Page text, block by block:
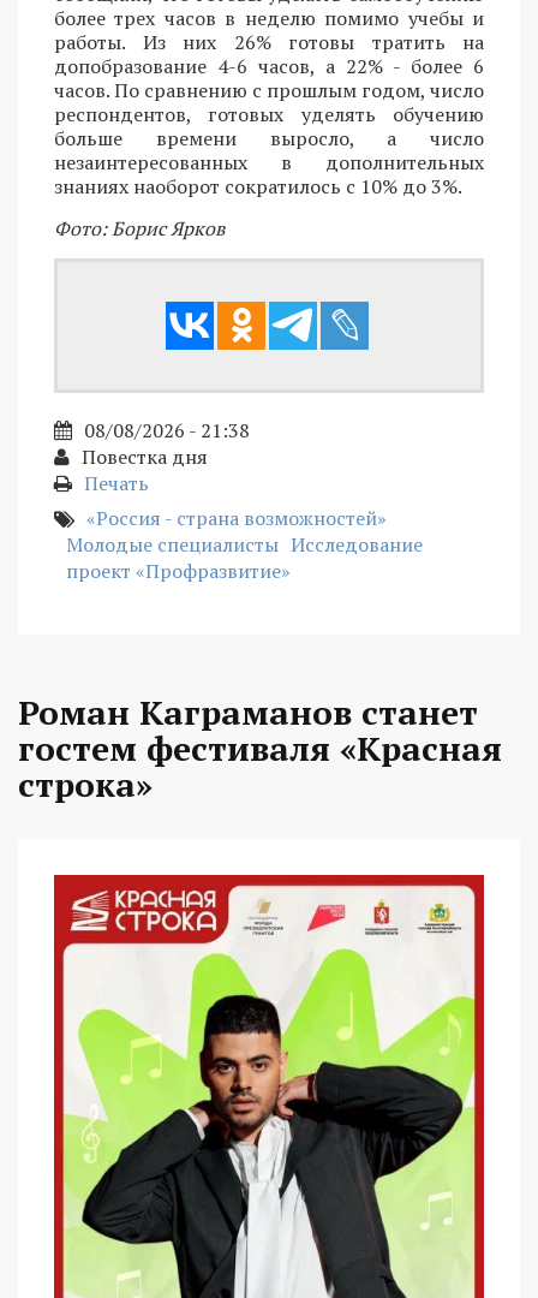
более трех часов в неделю помимо учебы и
работы. Из них 26% готовы тратить на
допобразование 4-6 часов, а 22% - более 6
часов. По сравнению с прошлым годом, число
респондентов, готовых уделять обучению
больше времени выросло, а число
незаинтересованных в дополнительных
знаниях наоборот сократилось с 10% до 3%.
Фото: Борис Ярков
08/08/2026 - 21:38
Повестка дня
Печать
«Россия - страна возможностей»
Молодые специалисты Исследование
проект «Профразвитие»
Роман Каграманов станет
гостем фестиваля «Красная
строка»